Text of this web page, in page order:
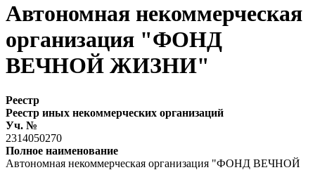
Автономная некоммерческая
организация "ФОНД
ВЕЧНОЙ ЖИЗНИ"
Реестр
Реестр иных некоммерческих организаций
Уч. №
2314050270
Полное наименование
Автономная некоммерческая организация "ФОНД ВЕЧНОЙ